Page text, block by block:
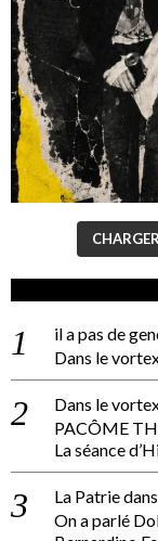
il a pas de
Dans le
Dans le
PACÔME
La séance
La Patriedans
On a parlé